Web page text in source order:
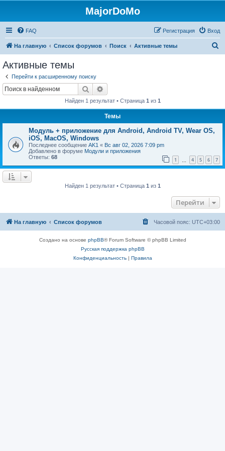
MajorDoMo
FAQ Вход
Регистрация
На главную Список форумов Поиск Активные темы
Активные темы
Перейти к расширенному поиску
Поиск
Найден 1 результат • Страница 1 из 1
Темы
Модуль + приложение для Android, Android TV, Wear OS,
iOS, MacOS, Windows
Последнее сообщение AK1 « Вс авг 02, 2026 7:09 pm
Добавлено в форуме Модули и приложения
Ответы: 68 1 4 5 6 7
Найден 1 результат • Страница 1 из 1
Перейти
На главную Список форумов Часовой пояс: UTC+03:00
Создано на основе phpBB® Forum Software © phpBB Limited
Русская поддержка phpBB
Конфиденциальность| Правила